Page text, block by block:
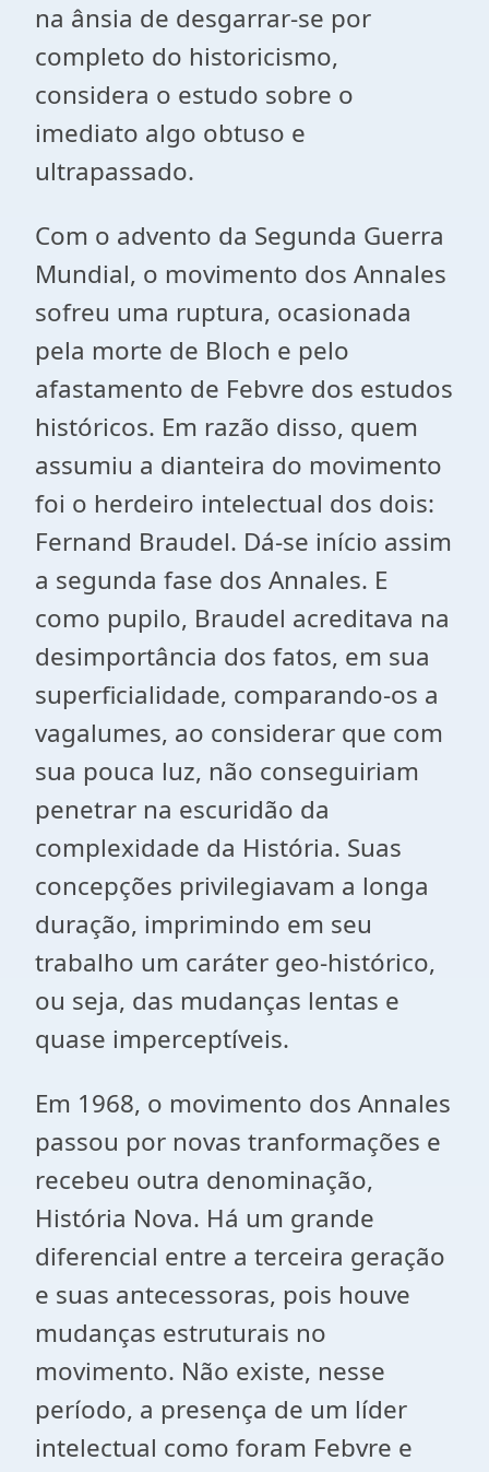
na ânsia de desgarrar-se por
completo do historicismo,
considera o estudo sobre o
imediato algo obtuso e
ultrapassado.
Com o advento da Segunda Guerra
Mundial, o movimento dos Annales
sofreu uma ruptura, ocasionada
pela morte de Bloch e pelo
afastamento de Febvre dos estudos
históricos. Em razão disso, quem
assumiu a dianteira do movimento
foi o herdeiro intelectual dos dois:
Fernand Braudel. Dá-se início assim
a segunda fase dos Annales. E
como pupilo, Braudel acreditava na
desimportância dos fatos, em sua
superficialidade, comparando-os a
vagalumes, ao considerar que com
sua pouca luz, não conseguiriam
penetrar na escuridão da
complexidade da História. Suas
concepções privilegiavam a longa
duração, imprimindo em seu
trabalho um caráter geo-histórico,
ou seja, das mudanças lentas e
quase imperceptíveis.
Em 1968, o movimento dos Annales
passou por novas tranformações e
recebeu outra denominação,
História Nova. Há um grande
diferencial entre a terceira geração
e suas antecessoras, pois houve
mudanças estruturais no
movimento. Não existe, nesse
período, a presença de um líder
intelectual como foram Febvre e